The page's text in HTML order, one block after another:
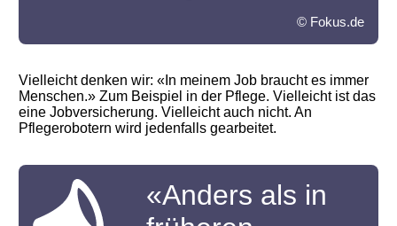
© Fokus.de
Vielleicht denken wir: «In meinem Job braucht es immer
Menschen.» Zum Beispiel in der Pflege. Vielleicht ist das
eine Jobversicherung. Vielleicht auch nicht. An
Pflegerobotern wird jedenfalls gearbeitet.
«Anders als in